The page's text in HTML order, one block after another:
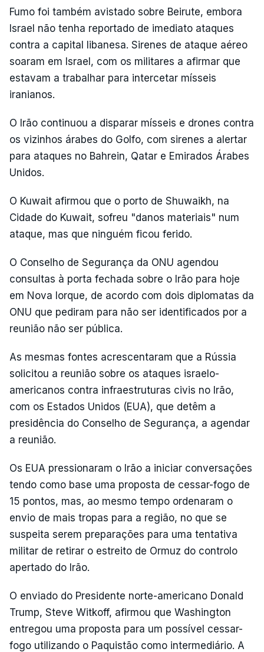
Fumo foi também avistado sobre Beirute, embora
Israel não tenha reportado de imediato ataques
contra a capital libanesa. Sirenes de ataque aéreo
soaram em Israel, com os militares a afirmar que
estavam a trabalhar para intercetar mísseis
iranianos.
O Irão continuou a disparar mísseis e drones contra
os vizinhos árabes do Golfo, com sirenes a alertar
para ataques no Bahrein, Qatar e Emirados Árabes
Unidos.
O Kuwait afirmou que o porto de Shuwaikh, na
Cidade do Kuwait, sofreu "danos materiais" num
ataque, mas que ninguém ficou ferido.
O Conselho de Segurança da ONU agendou
consultas à porta fechada sobre o Irão para hoje
em Nova Iorque, de acordo com dois diplomatas da
ONU que pediram para não ser identificados por a
reunião não ser pública.
As mesmas fontes acrescentaram que a Rússia
solicitou a reunião sobre os ataques israelo-
americanos contra infraestruturas civis no Irão,
com os Estados Unidos (EUA), que detêm a
presidência do Conselho de Segurança, a agendar
a reunião.
Os EUA pressionaram o Irão a iniciar conversações
tendo como base uma proposta de cessar-fogo de
15 pontos, mas, ao mesmo tempo ordenaram o
envio de mais tropas para a região, no que se
suspeita serem preparações para uma tentativa
militar de retirar o estreito de Ormuz do controlo
apertado do Irão.
O enviado do Presidente norte-americano Donald
Trump, Steve Witkoff, afirmou que Washington
entregou uma proposta para um possível cessar-
fogo utilizando o Paquistão como intermediário. A